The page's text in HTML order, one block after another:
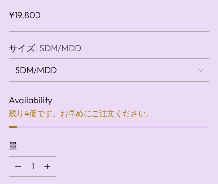
通
格
¥19,800
サイズ: SDM/MDD
Availability
残り4個です。お早めにご注文ください。
量